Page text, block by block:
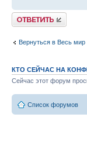
Ответить
Вернуться в Весь мир
КТО СЕЙЧАС НА
Сейчас этот форум
Список форумов